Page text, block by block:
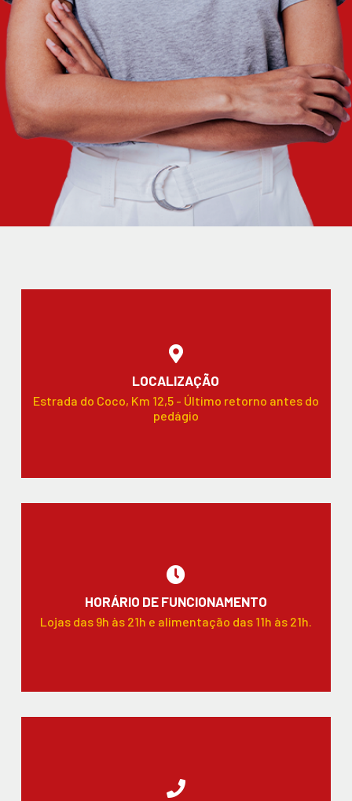
LOCALIZAÇÃO
Estrada do Coco, Km 12,5 - Último retorno antes do
pedágio
HORÁRIO DE FUNCIONAMENTO
Lojas das 9h às 21h e alimentação das 11h às 21h.